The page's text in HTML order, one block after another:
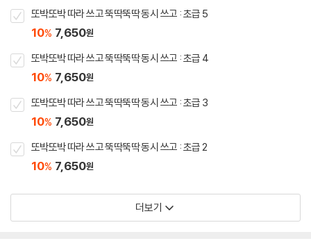
또박또박 따라 쓰고 뚝딱뚝딱 동시 쓰고 : 초급 5
10% 7,650원
또박또박 따라 쓰고 뚝딱뚝딱 동시 쓰고 : 초급 4
10% 7,650원
또박또박 따라 쓰고 뚝딱뚝딱 동시 쓰고 : 초급 3
10% 7,650원
또박또박 따라 쓰고 뚝딱뚝딱 동시 쓰고 : 초급 2
10% 7,650원
더보기